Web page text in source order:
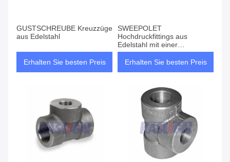
GUSTSCHREUBE Kreuzzüge
aus Edelstahl
Erhalten Sie besten Preis
SWEEPOLET
Hochdruckfittings aus
Edelstahl mit einer
Wandstärke von SCH120
Erhalten Sie besten Preis